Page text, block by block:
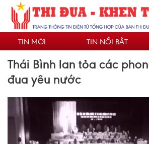
Nhảy
đến
nội
dungTIN MỚI TIN NỔI BẬT
Thái Bình lan tỏa các
đua yêu nước